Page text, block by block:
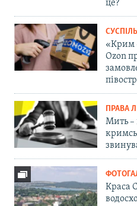
це?
«Крим
Ozon
ПРАВА
Мить –
Краса